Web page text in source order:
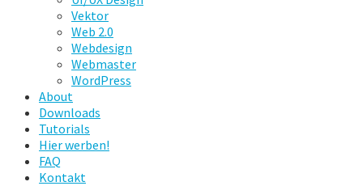
Vektor
Web 2.0
Webdesign
Webmaster
WordPress
About
Downloads
Tutorials
Hier werben!
FAQ
Kontakt